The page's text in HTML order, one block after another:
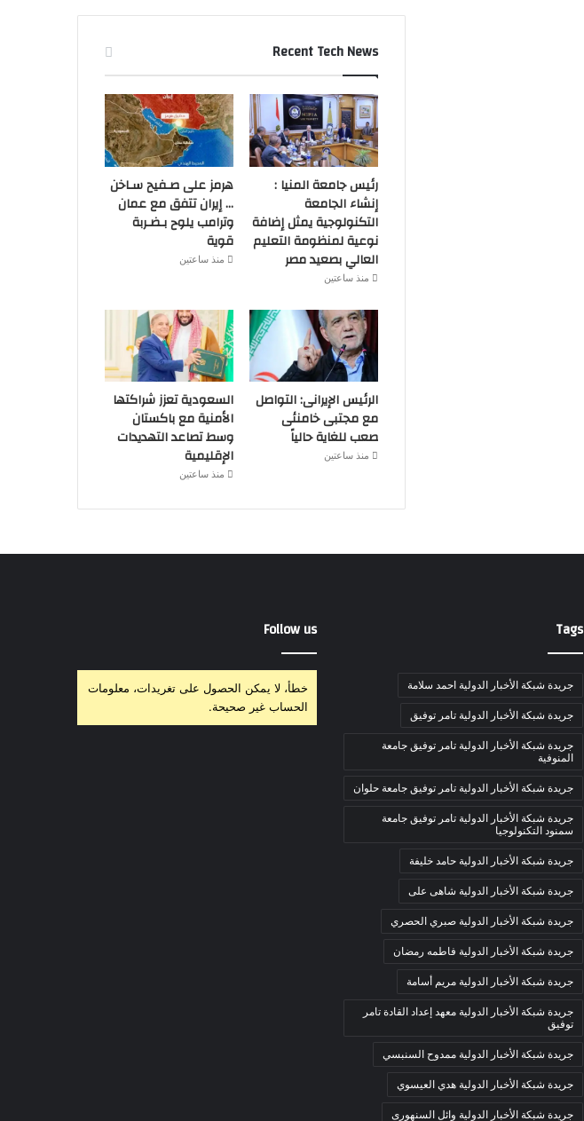
Recent Tech News
رئيس جامعة المنيا :
إنشاء الجامعة
التكنولوجية يمثل إضافة
نوعية لمنظومة التعليم
العالي بصعيد مصر
منذ ساعتين
هرمز على صـفيح سـاخن
… إيران تتفق مع عمان
وترامب يلوح بـضـربة
قوية
منذ ساعتين
الرئيس الإيرانى: التواصل
مع مجتبى خامنئى
صعب للغاية حالياً
منذ ساعتين
السعودية تعزز شراكتها
الأمنية مع باكستان
وسط تصاعد التهديدات
الإقليمية
منذ ساعتين
Tags
جريدة شبكة الأخبار الدولية احمد سلامة
جريدة شبكة الأخبار الدولية تامر توفيق
جريدة شبكة الأخبار الدولية تامر توفيق جامعة
المنوفية
جريدة شبكة الأخبار الدولية تامر توفيق جامعة حلوان
جريدة شبكة الأخبار الدولية تامر توفيق جامعة
سمنود التكنولوجيا
جريدة شبكة الأخبار الدولية حامد خليفة
جريدة شبكة الأخبار الدولية شاهى على
جريدة شبكة الأخبار الدولية صبري الحصري
جريدة شبكة الأخبار الدولية فاطمه رمضان
جريدة شبكة الأخبار الدولية مريم أسامة
جريدة شبكة الأخبار الدولية معهد إعداد القادة تامر
توفيق
جريدة شبكة الأخبار الدولية ممدوح السنبسي
جريدة شبكة الأخبار الدولية هدي العيسوي
جريدة شبكة الأخبار الدولية وائل السنهورى
Follow us
خطأ، لا يمكن الحصول على تغريدات، معلومات
الحساب غير صحيحة.